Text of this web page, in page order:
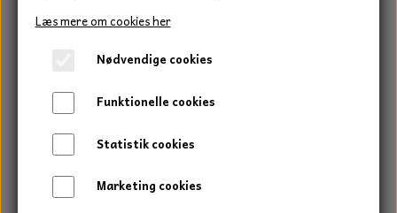
KILEREMME
LEJER
PAKDÅSER
LÅSERINGE
BEFÆSTELSE
HAVE/PARK
UNIVERSALE REMME TIL PLÆNEKLIPPER OG
HAVETRAKTOR
TRAKTOR/ENTREPRENØR
Læs mere om cookies her
Nødvendige cookies
Funktionelle cookies
Statistik cookies
Marketing cookies